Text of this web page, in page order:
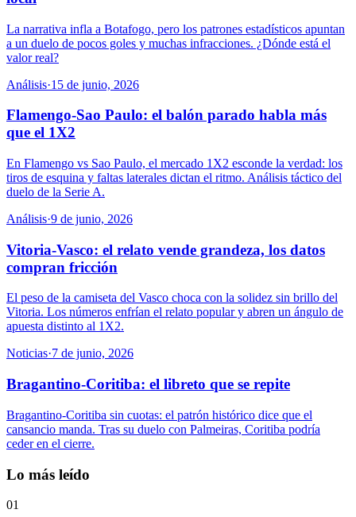
La narrativa infla a Botafogo, pero los patrones estadísticos apuntan
a un duelo de pocos goles y muchas infracciones. ¿Dónde está el
valor real?
Análisis·15 de junio, 2026
Flamengo-Sao Paulo: el balón parado habla más
que el 1X2
En Flamengo vs Sao Paulo, el mercado 1X2 esconde la verdad: los
tiros de esquina y faltas laterales dictan el ritmo. Análisis táctico del
duelo de la Serie A.
Análisis·9 de junio, 2026
Vitoria-Vasco: el relato vende grandeza, los datos
compran fricción
El peso de la camiseta del Vasco choca con la solidez sin brillo del
Vitoria. Los números enfrían el relato popular y abren un ángulo de
apuesta distinto al 1X2.
Noticias·7 de junio, 2026
Bragantino-Coritiba: el libreto que se repite
Bragantino-Coritiba sin cuotas: el patrón histórico dice que el
cansancio manda. Tras su duelo con Palmeiras, Coritiba podría
ceder en el cierre.
Lo más leído
01